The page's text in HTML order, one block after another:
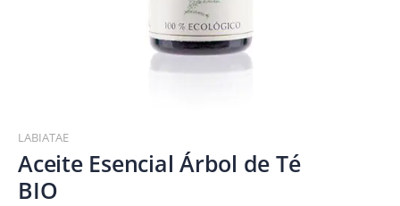
al
comienzo
de
la
LABIATAE
Aceite Esencial Árbol de Té
BIO